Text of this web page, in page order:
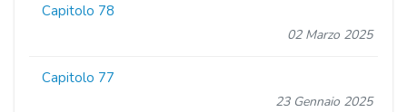
Capitolo 78
02 Marzo 2025
Capitolo 77
23 Gennaio 2025